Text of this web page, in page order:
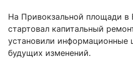
На Привокзальной площади в
стартовал капитальный
установили информационные
будущих изменений.